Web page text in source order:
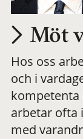
Möt
Hos oss
och i
kompetenta
arbetar ofta
med